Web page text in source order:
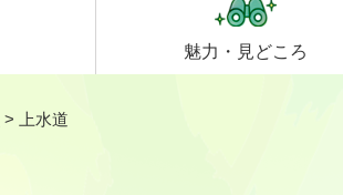
魅力・ 見どころ
> 上水道